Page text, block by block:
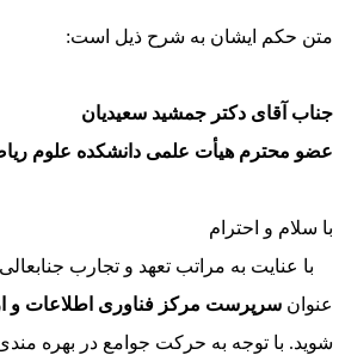
حکم ایشان به شرح ذیل است:
آقای دکتر جمشید سعیدیان
محترم هیأت علمی دانشکده علوم
سلام و احترام
عنایت به مراتب تعهد و تجارب
سرپرست مرکز فناوری اطلاعات و
با توجه به حرکت جوامع در بهره مندی